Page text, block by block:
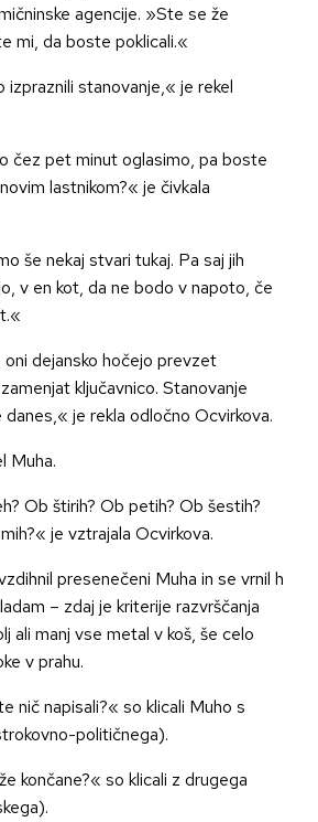
agencije. »Ste se že
mi, da boste poklicali.«
izpraznili stanovanje,« je rekel
čez pet minut oglasimo, pa boste
lastnikom?« je čivkala
še nekaj stvari tukaj. Pa saj jih
v en kot, da ne bodo v napoto, če
dejansko hočejo prevzet
ključavnico. Stanovanje
je rekla odločno Ocvirkova.
Muha.
Ob štirih? Ob petih? Ob šestih?
je vztrajala Ocvirkova.
presenečeni Muha in se vrnil h
– zdaj je kriterije razvrščanja
ali manj vse metal v koš, še celo
v prahu.
nič napisali?« so klicali Muho s
političnega).
končane?« so klicali z drugega